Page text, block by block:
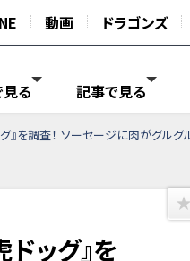
動画 ドラゴンズ
る 記事で見る
』を調査！ ソーセージに肉がグルグ
ッグ』を